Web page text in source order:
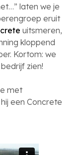
laten we je
eruit
uitsmeren,
kloppend
Kortom: we
zien!
met
een Concrete